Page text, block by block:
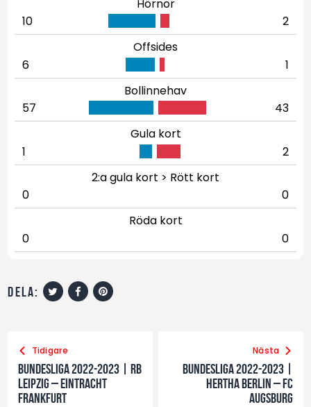
Hörnor
10
2
Offsides
6
1
Bollinnehav
57
43
Gula kort
1
2
2:a gula kort > Rött kort
0
0
Röda kort
0
0
dela:
Tidigare
Bundesliga 2022-2023 | RB
Leipzig – Eintracht
Frankfurt
Nästa
Bundesliga 2022-2023 |
Hertha Berlin – FC
Augsburg